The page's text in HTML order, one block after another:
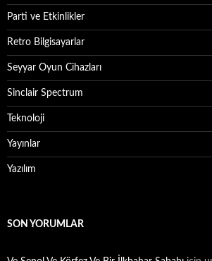
Parti ve Etkinlikler
Retro Bilgisayarlar
Seyyar Oyun Cihazları
Sinclair Spectrum
Teknoloji
Yayınlar
Yazılım
SON YORUMLAR